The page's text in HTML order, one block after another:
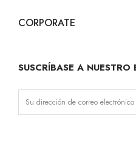
CORPORATE
SUSCRÍBASE A NUESTRO